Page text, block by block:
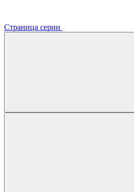
Страница серии